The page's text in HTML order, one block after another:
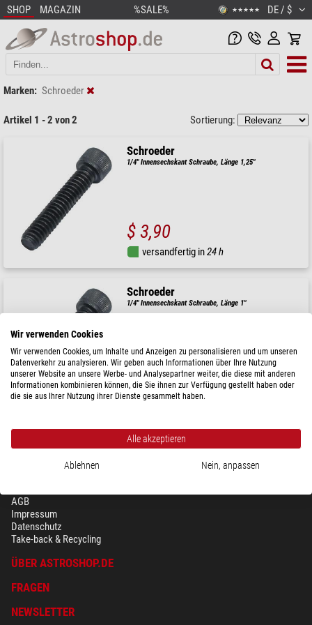
SHOP MAGAZIN %SALE% ★★★★★ DE / $
Marken: Schroeder
Artikel 1 - 2 von 2 Sortierung:
Schroeder
1/4" Innensechskant Schraube, Länge 1,25"
$ 3,90
versandfertig in24 h
Schroeder
1/4" Innensechskant Schraube, Länge 1"
$ 3,90
versandfertig in 1-2 Wochen
AGB
Impressum
Datenschutz
Take-back & Recycling
ÜBER ASTROSHOP.DE
FRAGEN
NEWSLETTER
Wir verwenden Cookies
Wir verwenden Cookies, um Inhalte und Anzeigen zu personalisieren und um unseren
Datenverkehr zu analysieren. Wir geben auch Informationen über Ihre Nutzung
unserer Website an unsere Werbe- und Analysepartner weiter, die diese mit anderen
Informationen kombinieren können, die Sie ihnen zur Verfügung gestellt haben oder
die sie aus Ihrer Nutzung ihrer Dienste gesammelt haben.
Alle akzeptieren
Ablehnen Nein, anpassen